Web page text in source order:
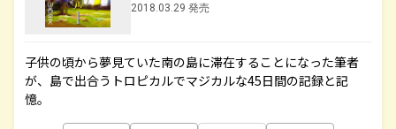
2018.03.29 発売
子供の頃から夢見ていた南の島に滞在することになった筆者
が、島で出合うトロピカルでマジカルな45日間の記録と記
憶。